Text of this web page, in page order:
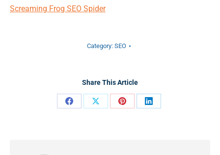
Screaming Frog SEO Spider
Category: SEO
Share This Article
Share
Share
Share
Share